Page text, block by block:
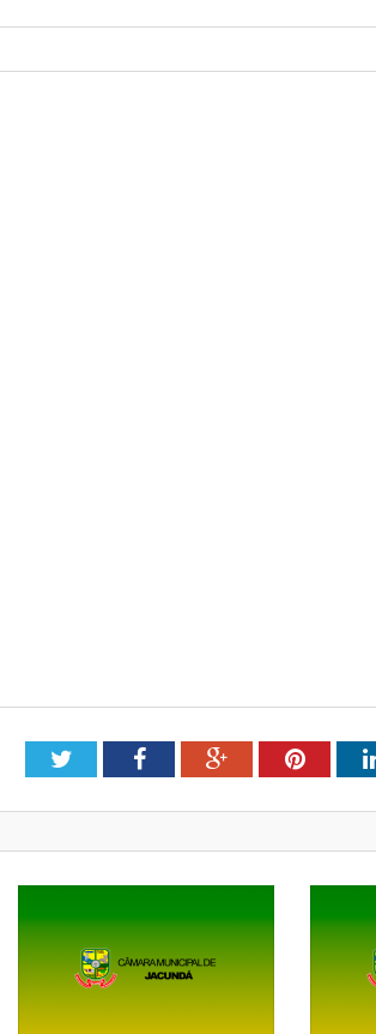
TwitterFacebookGoogle+